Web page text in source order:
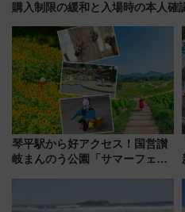
購入制限の緩和と入場時の本人確
琴平駅から好アクセス！国営讃
岐まんのう公園「サマーフェス